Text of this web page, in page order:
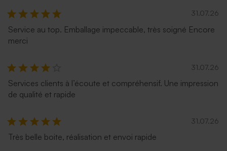
31.07.26
Service au top. Emballage impeccable, très soigné Encore
merci
31.07.26
Services clients à l’écoute et compréhensif. Une impression
de qualité et rapide
31.07.26
Très belle boite, réalisation et envoi rapide